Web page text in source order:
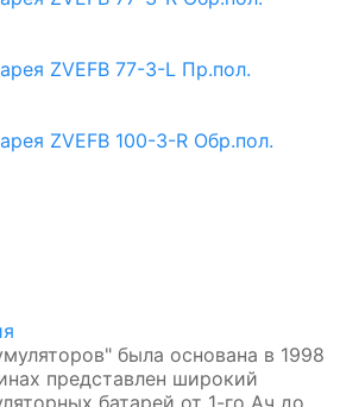
ZVEFB 77-З-L Пр.пол.
ZVEFB 100-З-R Обр.пол.
была основана в 1998
представлен широкий